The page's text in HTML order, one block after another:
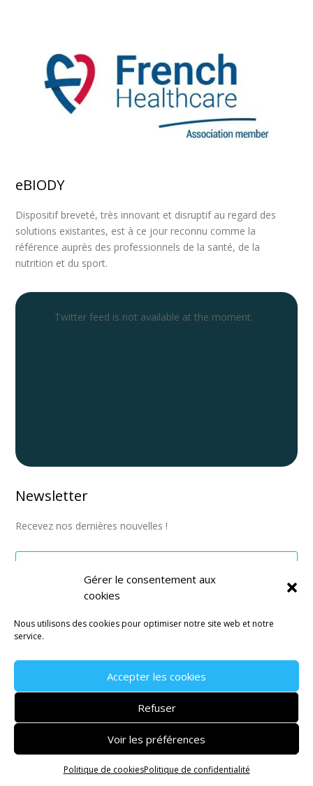
Gérer le consentement aux
cookies
Nous utilisons des cookies pour optimiser notre site web et notre
service.
Accepter les cookies
Refuser
Voir les préférences
Politique de cookiesPolitique de confidentialité
eBIODY
Dispositif breveté, très innovant et disruptif au regard des
solutions existantes, est à ce jour reconnu comme la
référence auprès des professionnels de la santé, de la
nutrition et du sport.
Twitter feed is not available at the moment.
Newsletter
Recevez nos dernières nouvelles !
Mentions légales–CGV–Politique de confidentialité
agence de communication Montpellier
Janvier